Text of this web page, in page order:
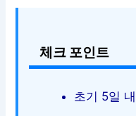
체크 포인트
초기 5일